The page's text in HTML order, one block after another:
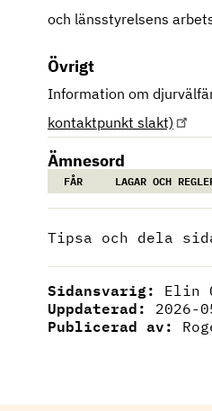
och länsstyrelsens
Övrigt
Information om
kontaktpunkt slakt)
Ämnesord
FÅR LAGAR OCH
Tipsa och dela
Sidansvarig: Elin
Uppdaterad: 2026-
Publicerad av: